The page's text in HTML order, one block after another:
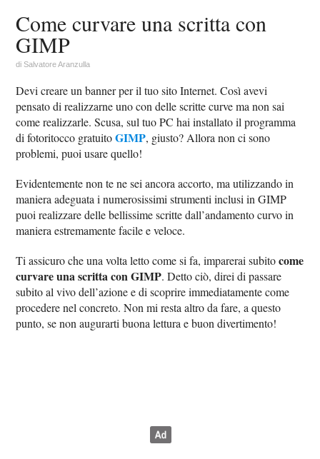
Come curvare una scritta con
GIMP
diSalvatore Aranzulla
Devi creare un banner per il tuo sito Internet. Così avevi
pensato di realizzarne uno con delle scritte curve ma non sai
come realizzarle. Scusa, sul tuo PC hai installato il programma
di fotoritocco gratuitoGIMP, giusto? Allora non ci sono
problemi, puoi usare quello!
Evidentemente non te ne sei ancora accorto, ma utilizzando in
maniera adeguata i numerosissimi strumenti inclusi in GIMP
puoi realizzare delle bellissime scritte dall’andamento curvo in
maniera estremamente facile e veloce.
Ti assicuro che una volta letto come si fa, imparerai subitocome
curvare una scritta con GIMP. Detto ciò, direi di passare
subito al vivo dell’azione e di scoprire immediatamente come
procedere nel concreto. Non mi resta altro da fare, a questo
punto, se non augurarti buona lettura e buon divertimento!